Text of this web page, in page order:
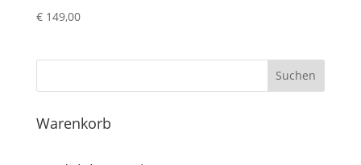
€149,00
Suchen
Warenkorb